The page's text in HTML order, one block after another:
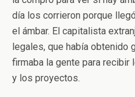
día los corrieron porque
el ámbar. El capitalista
legales, que había obtenido
firmaba la gente para recibir
y los proyectos.